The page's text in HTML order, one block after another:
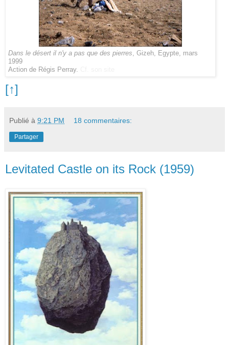
Dans le désert il n'y a pas que des pierres, Gizeh, Egypte, mars
1999
Action de Régis Perray.
[↑]
Publié à 9:21 PM 18 commentaires:
Partager
Levitated Castle on its Rock (1959)